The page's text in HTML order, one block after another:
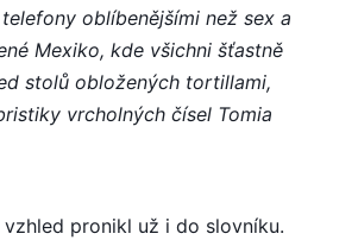
oblíbenějšími než sex a
Mexiko, kde všichni šťastně
stolů obložených tortillami,
vrcholných čísel Tomia
vzhled pronikl už i do slovníku.